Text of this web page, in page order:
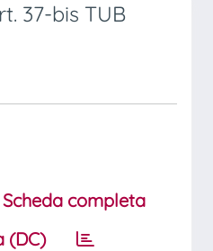
37-bis TUB
Scheda completa
(DC)